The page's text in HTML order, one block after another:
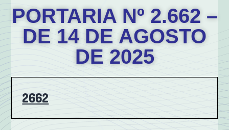
PORTARIA Nº 2.662 –
DE 14 DE AGOSTO
DE 2025
2662